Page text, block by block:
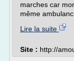
marches car
même
Lire la suite
Site : http://